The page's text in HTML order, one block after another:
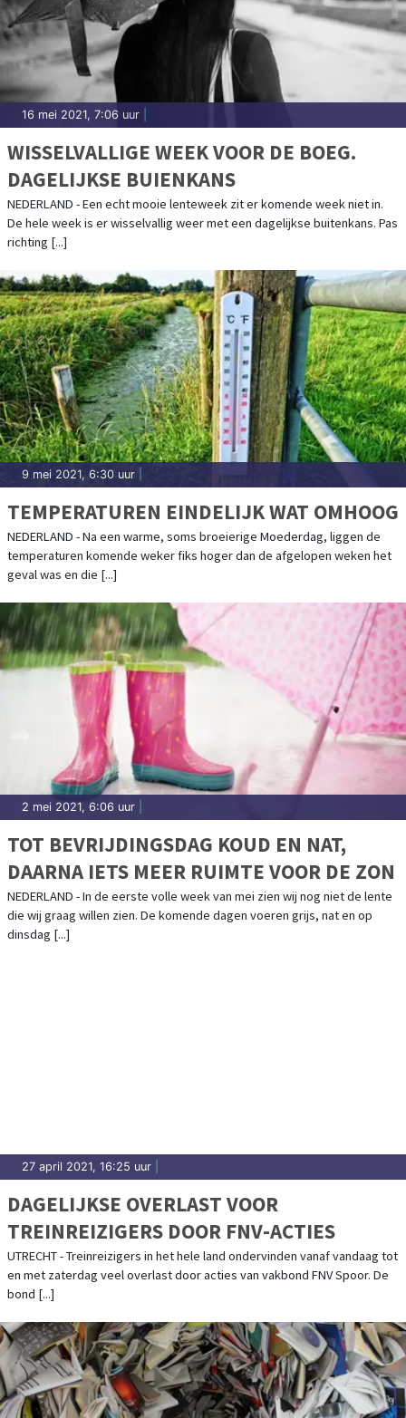
16 mei 2021, 7:06 uur
WISSELVALLIGE WEEK VOOR DE BOEG.
DAGELIJKSE BUIENKANS
NEDERLAND - Een echt mooie lenteweek zit er komende week niet in.
De hele week is er wisselvallig weer met een dagelijkse buitenkans. Pas
richting [...]
9 mei 2021, 6:30 uur
TEMPERATUREN EINDELIJK WAT OMHOOG
NEDERLAND - Na een warme, soms broeierige Moederdag, liggen de
temperaturen komende weker fiks hoger dan de afgelopen weken het
geval was en die [...]
2 mei 2021, 6:06 uur
TOT BEVRIJDINGSDAG KOUD EN NAT,
DAARNA IETS MEER RUIMTE VOOR DE ZON
NEDERLAND - In de eerste volle week van mei zien wij nog niet de lente
die wij graag willen zien. De komende dagen voeren grijs, nat en op
dinsdag [...]
27 april 2021, 16:25 uur
DAGELIJKSE OVERLAST VOOR
TREINREIZIGERS DOOR FNV-ACTIES
UTRECHT - Treinreizigers in het hele land ondervinden vanaf vandaag tot
en met zaterdag veel overlast door acties van vakbond FNV Spoor. De
bond [...]